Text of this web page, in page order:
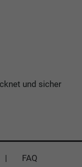
und sicher
FAQ